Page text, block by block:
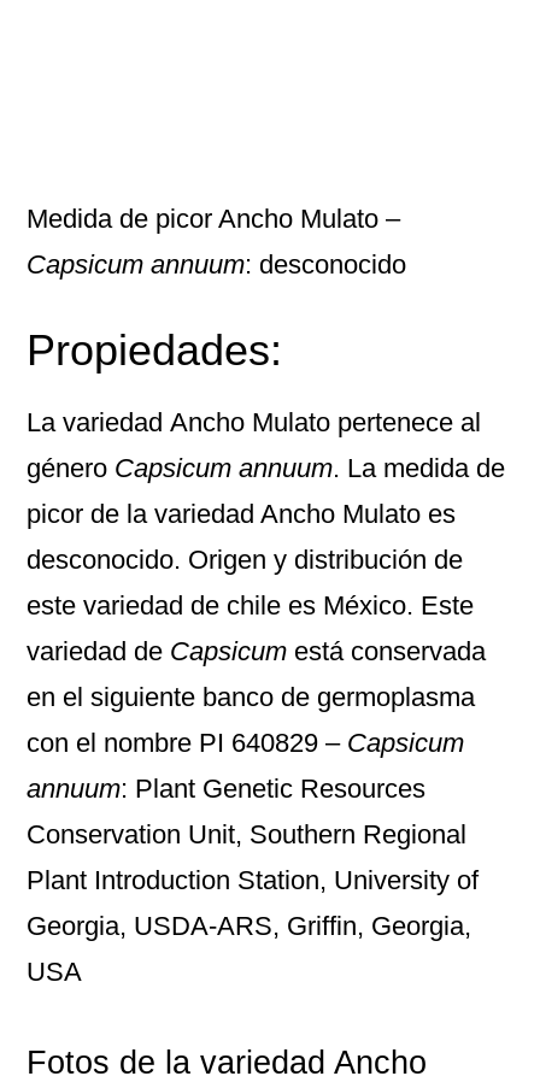
Medida de picor Ancho Mulato –
Capsicum annuum: desconocido
Propiedades:
La variedadAncho Mulato pertenece al
género Capsicum annuum. La medida de
picor de la variedad Ancho Mulato es
desconocido. Origen y distribución de
este variedad de chile es México. Este
variedad de Capsicum está conservada
en el siguiente banco de germoplasma
con el nombre PI 640829 – Capsicum
annuum: Plant Genetic Resources
Conservation Unit, Southern Regional
Plant Introduction Station, University of
Georgia, USDA-ARS, Griffin, Georgia,
USA
Fotos de la variedad Ancho